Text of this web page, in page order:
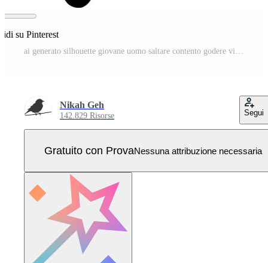
su Pinterest
ai generato silhouette giovane uomo saltare contento godere vita pieno corpo Vettore Pro
Nikah Geh
142.829 Risorse Segui
Gratuito con ProvaNessuna attribuzione necessaria